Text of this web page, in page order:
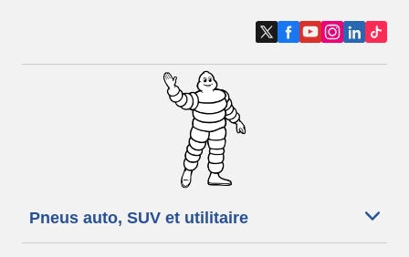
Pneus auto, SUV et utilitaire